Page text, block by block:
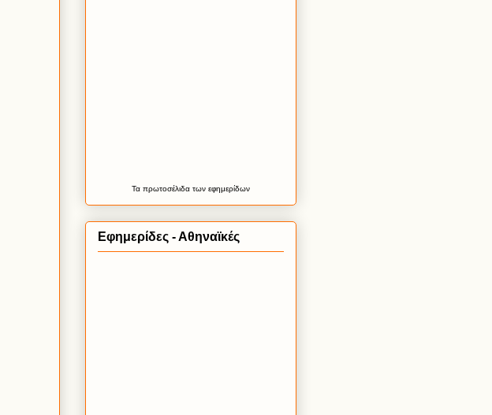
Τα πρωτοσέλιδατων εφημερίδων
Εφημερίδες - Αθηναϊκές